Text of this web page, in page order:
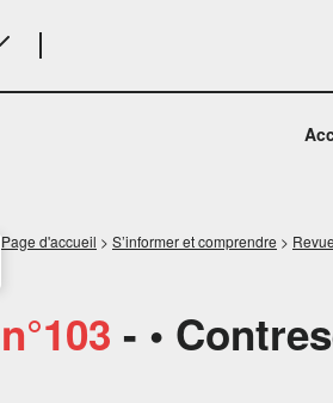
Page d'accueil > S’informer et comprendre >
n°103 - •